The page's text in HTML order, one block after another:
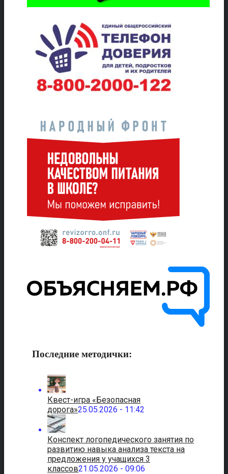
Последние методички:
Квест-игра «Безопасная
дорога»25.05.2026 - 11:42
Конспект логопедического занятия по
развитию навыка анализа текста на
предложения у учащихся 3
классов21.05.2026 - 09:06